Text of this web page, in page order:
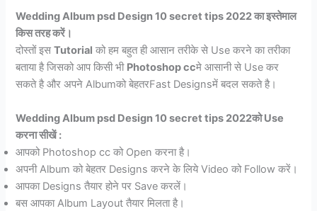
Wedding Album psd Design 10 secret tips 2022 का इस्तेमाल
किस तरह करें।
दोस्तों इसTutorial को हम बहुत ही आसान तरीके से Use करने का तरीका
बताया है जिसको आप किसी भी Photoshop ccमे आसानी से Use कर
सकते है और अपने Albumको बेहतरFast Designsमें बदल सकते है।
Wedding Album psd Design 10 secret tips 2022को Use
करना सीखें:
आपको Photoshop cc को Open करना है।
अपनी Album को बेहतर Designs करने के लिये Video को Follow करें।
आपका Designs तैयार होने पर Save करलें।
बस आपका Album Layout तैयार मिलता है।